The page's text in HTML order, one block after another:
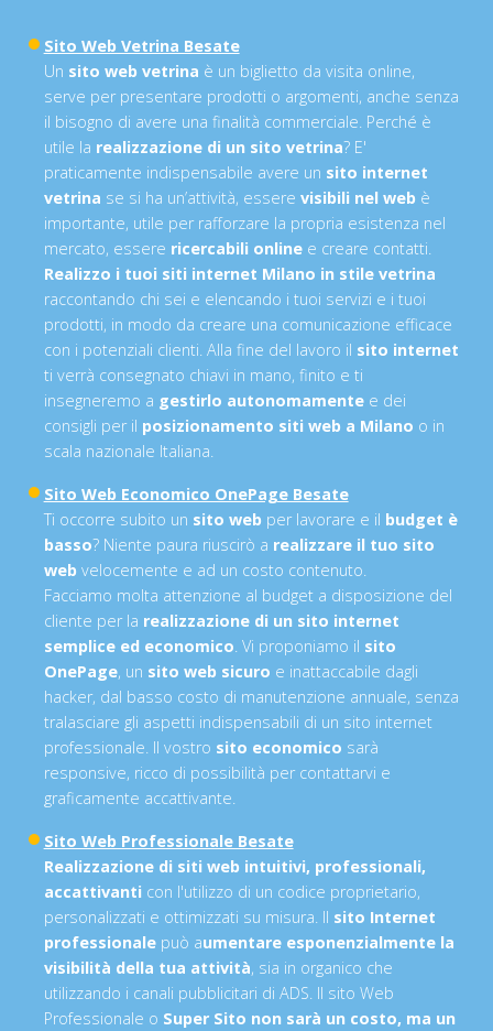
Sito Web Vetrina Besate
Un sito web vetrina è un biglietto da visita online,
serve per presentare prodotti o argomenti, anche senza
il bisogno di avere una finalità commerciale. Perché è
utile la realizzazione di un sito vetrina? E'
praticamente indispensabile avere un sito internet
vetrina se si ha un’attività, essere visibili nel web è
importante, utile per rafforzare la propria esistenza nel
mercato, essere ricercabili online e creare contatti.
Realizzo i tuoi siti internet Milano in stile vetrina
raccontando chi sei e elencando i tuoi servizi e i tuoi
prodotti, in modo da creare una comunicazione efficace
con i potenziali clienti. Alla fine del lavoro il sito internet
ti verrà consegnato chiavi in mano, finito e ti
insegneremo a gestirlo autonomamentee dei
consigli per il posizionamento siti web a Milano o in
scala nazionale Italiana.
Sito Web Economico OnePage Besate
Ti occorre subito un sito web per lavorare e il budget è
basso? Niente paura riuscirò a realizzare il tuo sito
web velocemente e ad un costo contenuto.
Facciamo molta attenzione al budget a disposizione del
cliente per la realizzazione di un sito internet
semplice ed economico . Vi proponiamo il sito
OnePage, un sito web sicuro e inattaccabile dagli
hacker, dal basso costo di manutenzione annuale, senza
tralasciare gli aspetti indispensabili di un sito internet
professionale. Il vostro sito economico sarà
responsive, ricco di possibilità per contattarvi e
graficamente accattivante.
Sito Web Professionale Besate
Realizzazione di siti web intuitivi, professionali,
accattivanticon l'utilizzo di un codice proprietario,
personalizzati e ottimizzati su misura. Il sito Internet
professionalepuò aumentare esponenzialmente la
visibilità della tua attività, sia in organico che
utilizzando i canali pubblicitari di ADS. Il sito Web
Professionale o Super Sito non sarà un costo, ma un